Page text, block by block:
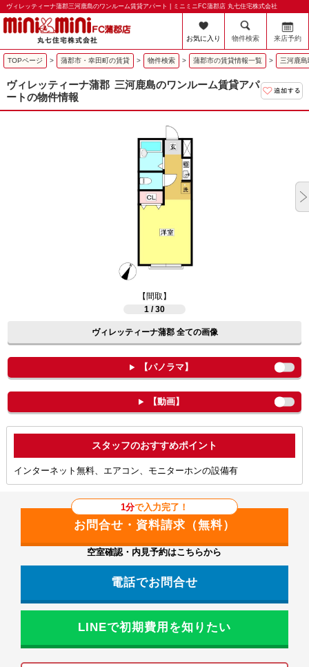
ヴィレッティーナ蒲郡三河鹿島のワンルーム賃貸アパート | ミニミニFC蒲郡店 丸七住宅株式会社
お気に入り 物件検索 来店予約
TOPページ > 蒲郡市・幸田町の賃貸 > 物件検索 > 蒲郡市の賃貸情報一覧 > 三河鹿
ヴィレッティーナ蒲郡 三河鹿島のワンルーム賃貸アパ
ートの物件情報
【間取】
1 / 30
ヴィレッティーナ蒲郡 全ての画像
【パノラマ】
【動画】
ポイント
インターネット無料、エアコン、モニターホンの設備有
1分で入力完了！
空室確認・内見予約はこちらから
電話でお問合せ
LINEで初期費用を知りたい